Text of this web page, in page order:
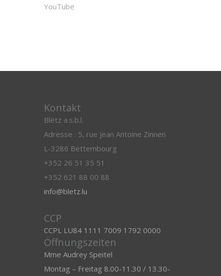
YouTube
Kontakt
Blëtz a.s.b.l.
Adresse : 5, rue Jean Antoine Zinnen
L-3286 Bettembourg
+352 26 51 35 51
+352 621 88 00 88
info@bletz.lu
CCP
CCPL LU84 1111 7009 1792 0000
Öffnungszeiten
Mme Audrey Speitel
Montag – Freitag 8.00-11.30 / 13.30-